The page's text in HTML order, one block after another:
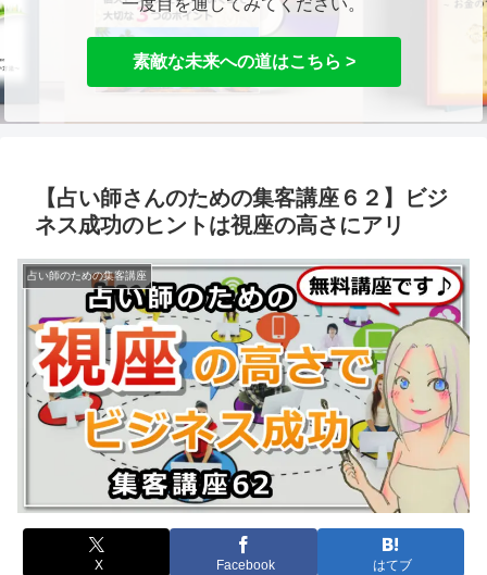
素敵な未来への道はこちら >
【占い師さんのための集客講座６２】ビジ
ネス成功のヒントは視座の高さにアリ
占い師のための集客講座
X Facebook はてブ